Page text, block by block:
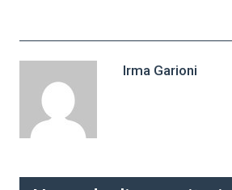
Irma Garioni